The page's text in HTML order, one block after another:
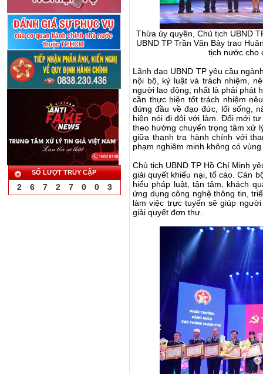
SỐ LƯỢT TRUY CẬP
2 6 7 2 7 0 0 3
Thừa ủy quyền, Chủ tịch UBND
UBND TP Trần Văn Bảy trao
tịch nước cho
Lãnh đạo UBND TP yêu cầu
nội bộ, kỷ luật và trách nhiệm,
người lao động, nhất là phải phát
cần thực hiện tốt trách nhiệm
đứng đầu về đạo đức, lối sống,
hiện nói đi đôi với làm. Đổi mới
theo hướng chuyển trọng tâm xử
giữa thanh tra hành chính với
phạm nghiêm minh không có
Chủ tịch UBND TP Hồ Chí Minh
giải quyết khiếu nại, tố cáo. Cán
hiểu pháp luật, tận tâm, khách
ứng dụng công nghệ thông tin,
làm việc trực tuyến sẽ giúp
giải quyết đơn thư.